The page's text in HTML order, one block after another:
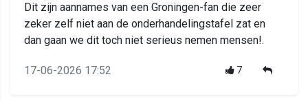
Dit zijn aannames van een Groningen-fan die zeer
zeker zelf niet aan de onderhandelingstafel zat en
dan gaan we dit toch niet serieus nemen mensen!.
17-06-2026 17:52 7